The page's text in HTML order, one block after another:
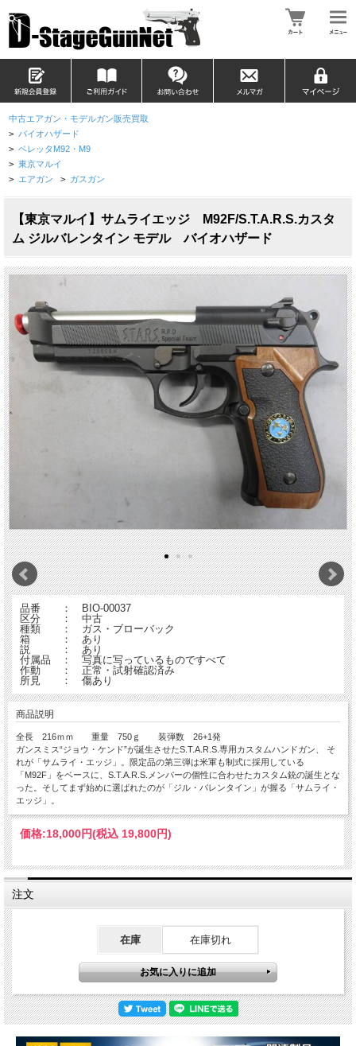
中古エアガン・モデルガン販売買取
> バイオハザード
> ベレッタM92・M9
> 東京マルイ
> エアガン > ガスガン
【東京マルイ】サムライエッジ M92F/S.T.A.R.S.カスタ
ム ジルバレンタイン モデル バイオハザード
品番 ： BIO-00037
区分 ： 中古
種類 ： ガス・ブローバック
箱 ： あり
説 ： あり
付属品 ： 写真に写っているものですべて
作動 ： 正常・試射確認済み
所見 ： 傷あり
商品説明
全長 216ｍｍ 重量 750ｇ 装弾数 26+1発
ガンスミス“ジョウ・ケンド”が誕生させたS.T.A.R.S.専用カスタムハンドガン、 そ
れが「サムライ・エッジ」。限定品の第三弾は米軍も制式に採用している
「M92F」をベースに、S.T.A.R.S.メンバーの個性に合わせたカスタム銃の誕生とな
った。そしてまず始めに選ばれたのが「ジル・バレンタイン」が握る「サムライ・
エッジ」。
価格:18,000円(税込 19,800円)
注文
在庫 在庫切れ